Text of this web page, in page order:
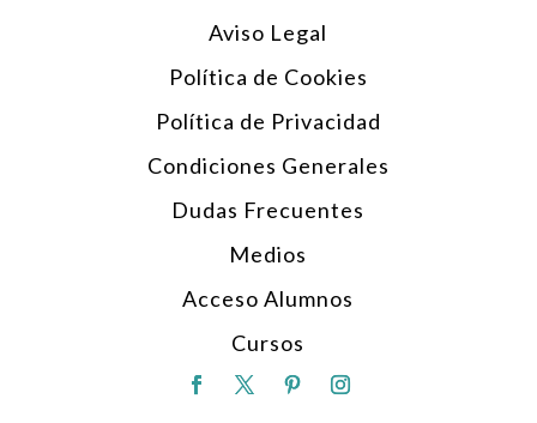
Aviso Legal
Política de Cookies
Política de Privacidad
Condiciones Generales
Dudas Frecuentes
Medios
Acceso Alumnos
Cursos